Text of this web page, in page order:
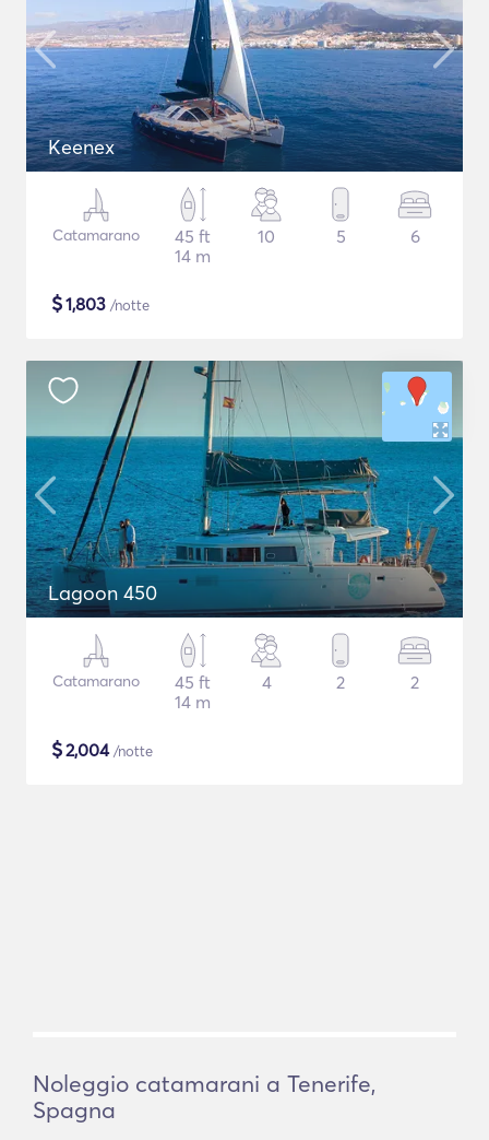
Keenex
Catamarano
45 ft
14 m
10 5 6
$1,803 /notte
Lagoon 450
Catamarano
45 ft
14 m
4 2 2
$2,004/notte
Noleggio catamarani a Tenerife,
Spagna